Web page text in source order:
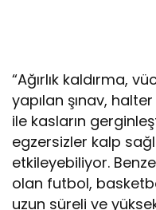
“Ağırlık kaldırma,
yapılan şınav,
ile kasların
egzersizler kalp
etkileyebiliyor.
olan futbol,
uzun süreli ve